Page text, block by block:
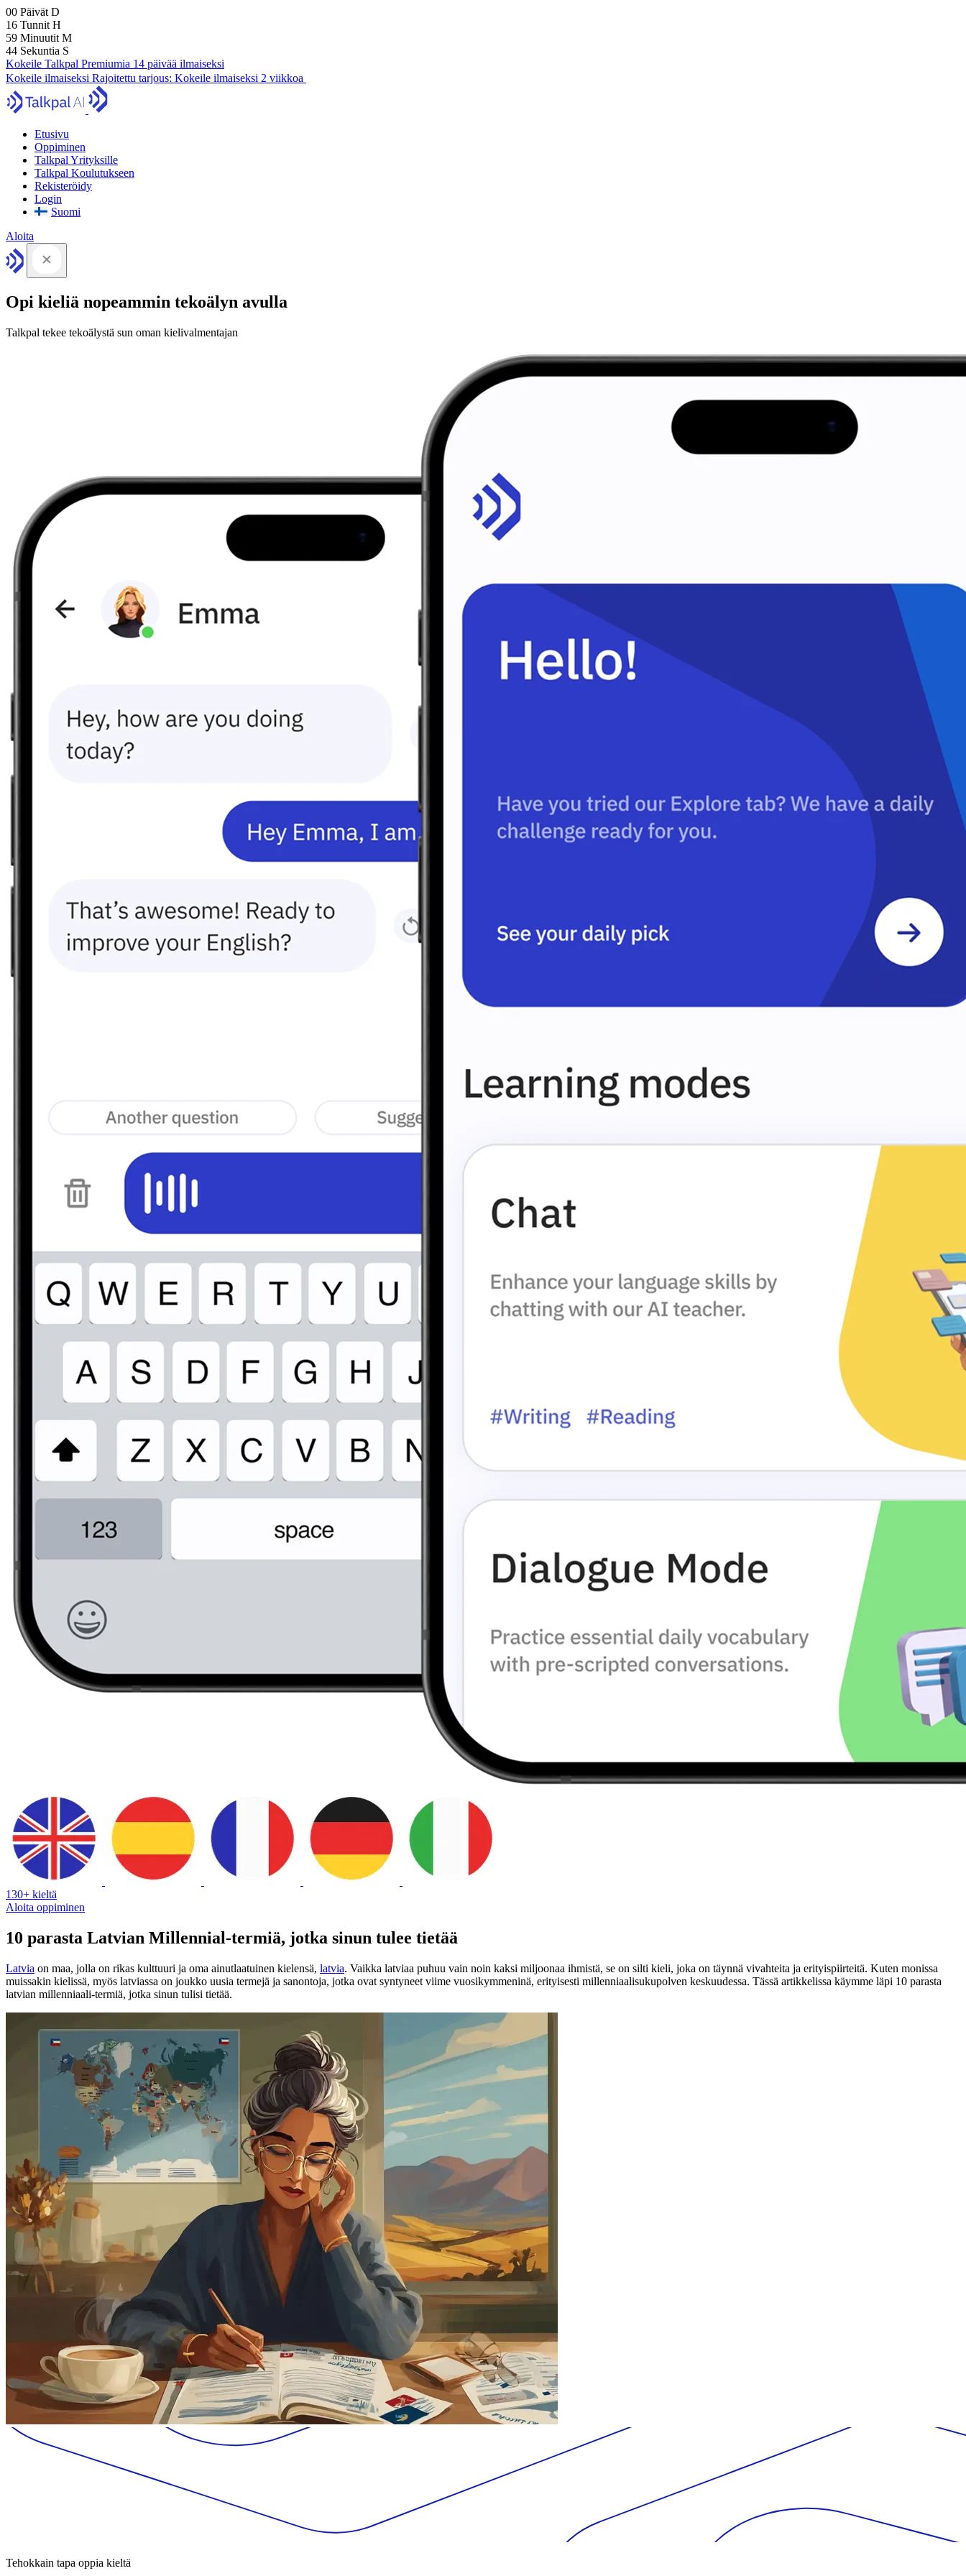
00 Päivät D
16 Tunnit H
59 Minuutit M
43 Sekuntia S
Kokeile Talkpal Premiumia 14 päivää ilmaiseksi
Kokeile ilmaiseksi Rajoitettu tarjous: Kokeile ilmaiseksi 2 viikkoa
Etusivu
Oppiminen
Talkpal Yrityksille
Talkpal Koulutukseen
Rekisteröidy
Login
Suomi
Aloita
Opi kieliä nopeammin tekoälyn avulla
Talkpal tekee tekoälystä sun oman kielivalmentajan
130+ kieltä
Aloita oppiminen
10 parasta Latvian Millennial-termiä, jotka sinun tulee tietää
Latvia on maa, jolla on rikas kulttuuri ja oma ainutlaatuinen kielensä, latvia. Vaikka latviaa puhuu vain noin kaksi miljoonaa ihmistä, se on silti kieli, joka on täynnä vivahteita ja erityispiirteitä. Kuten monissa
muissakin kielissä, myös latviassa on joukko uusia termejä ja sanontoja, jotka ovat syntyneet viime vuosikymmeninä, erityisesti millenniaalisukupolven keskuudessa. Tässä artikkelissa käymme läpi 10 parasta
latvian millenniaali-termiä, jotka sinun tulisi tietää.
Tehokkain tapa oppia kieltä